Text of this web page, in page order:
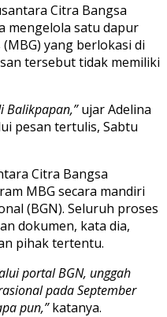
Citra Bangsa
mengelola satu dapur
yang berlokasi di
tersebut tidak memiliki
Balikpapan,”ujar Adelina
pesan tertulis, Sabtu
Citra Bangsa
MBG secara mandiri
(BGN). Seluruh proses
dokumen, kata dia,
pihak tertentu.
portal BGN, unggah
pada September
pun,”katanya.